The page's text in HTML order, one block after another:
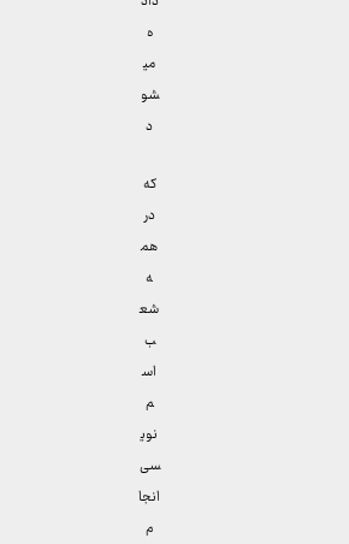
ه
می
شو
د
که
در
هم
ه
شع
ب
اس
م
نوی
سی
انجا
م